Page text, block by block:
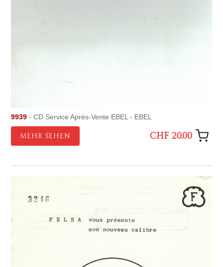
9939 - CD Service Après-Vente EBEL - EBEL
MEHR SEHEN CHF 20.00